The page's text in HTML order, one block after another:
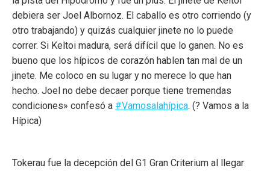
debiera ser Joel Albornoz. El caballo es otro corriendo (y
otro trabajando) y quizás cualquier jinete no lo puede
correr. Si Keltoi madura, será difícil que lo ganen. No es
bueno que los hípicos de corazón hablen tan mal de un
jinete. Me coloco en su lugar y no merece lo que han
hecho. Joel no debe decaer porque tiene tremendas
condiciones» confesó a #Vamosalahípica. (? Vamos a la
Hípica)
Tokerau fue la decepción del G1 Gran Criterium al llegar